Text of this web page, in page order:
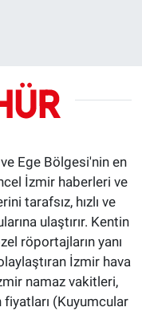
Ege Bölgesi'nin en
İzmir haberleri ve
tarafsız, hızlı ve
ulaştırır. Kentin
röportajların yanı
İzmir hava
namaz vakitleri,
fiyatları (Kuyumcular